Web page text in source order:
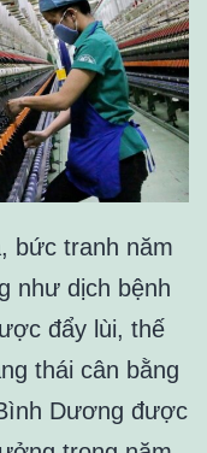
bức tranh năm
như dịch bệnh
đẩy lùi, thế
thái cân bằng
Dương được